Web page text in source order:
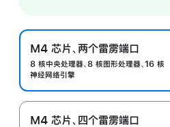
M4 芯片、两个雷雳端口
8 核中央处理器、8 核图形处理器、16 核
神经网络引擎
M4 芯片、四个雷雳端口